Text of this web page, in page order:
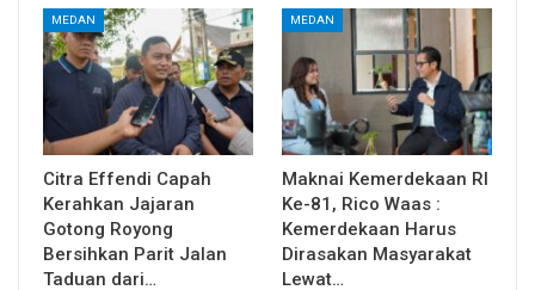
MEDAN
Citra Effendi Capah
Kerahkan Jajaran
Gotong Royong
Bersihkan Parit Jalan
Taduan dari…
MEDAN
Maknai Kemerdekaan RI
Ke-81, Rico Waas :
Kemerdekaan Harus
Dirasakan Masyarakat
Lewat…